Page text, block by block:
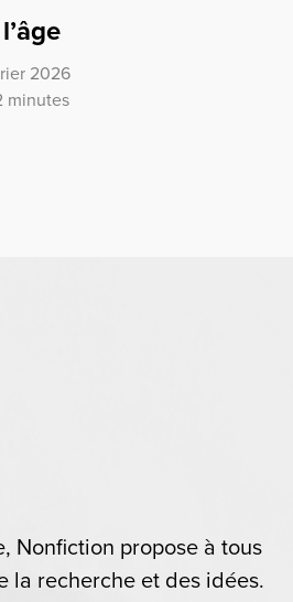
2026
minutes
Nonfiction propose à tous
la recherche et des idées.